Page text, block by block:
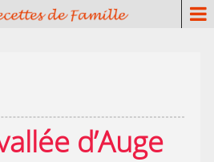
d’Auge